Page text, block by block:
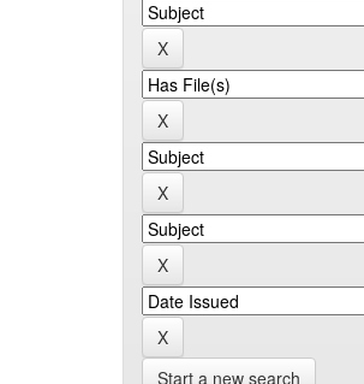
Start a new search